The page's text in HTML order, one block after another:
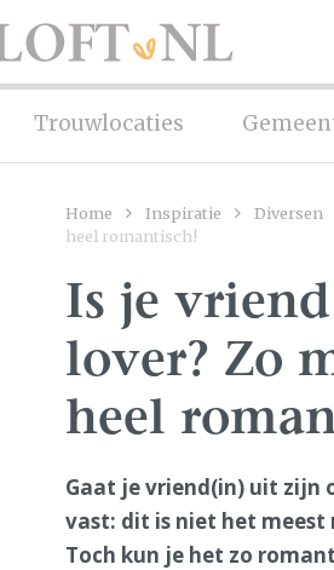
Trouwlocaties
Home Inspiratie Diversen
heel romantisch!
Is je
lover? Zo
heel
Gaat je vriend(in) uit zijn
vast: dit is niet het
Toch kun je het zo